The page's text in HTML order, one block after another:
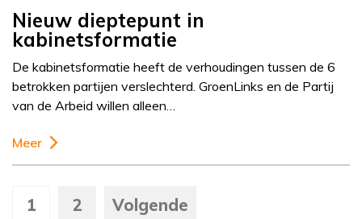
Nieuw dieptepunt in
kabinetsformatie
De kabinetsformatie heeft de verhoudingen tussen de 6
betrokken partijen verslechterd. GroenLinks en de Partij
van de Arbeid willen alleen…
Meer
1 2 Volgende